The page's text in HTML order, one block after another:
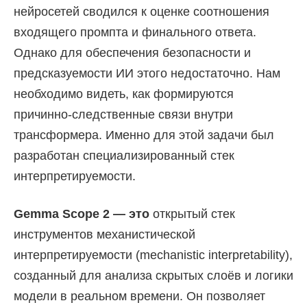
нейросетей сводился к оценке соотношения
входящего промпта и финального ответа.
Однако для обеспечения безопасности и
предсказуемости ИИ этого недостаточно. Нам
необходимо видеть, как формируются
причинно-следственные связи внутри
трансформера. Именно для этой задачи был
разработан специализированный стек
интерпретируемости.
Gemma Scope 2 — это открытый стек
инструментов механистической
интерпретируемости (mechanistic interpretability),
созданный для анализа скрытых слоёв и логики
модели в реальном времени. Он позволяет